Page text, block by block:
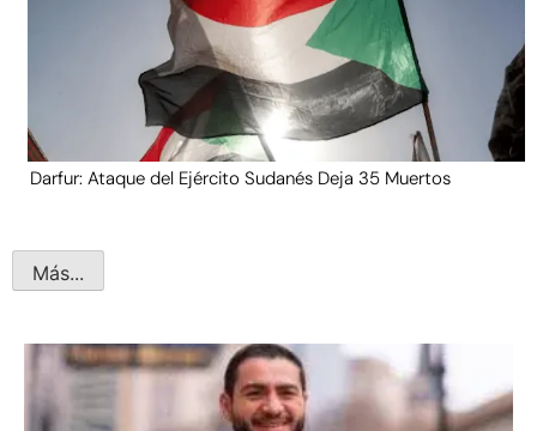
Darfur: Ataque del Ejército Sudanés Deja 35 Muertos
Más...